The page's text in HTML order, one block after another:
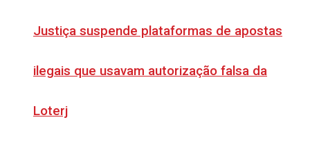
Justiça suspende plataformas de apostas
ilegais que usavam autorização falsa da
Loterj